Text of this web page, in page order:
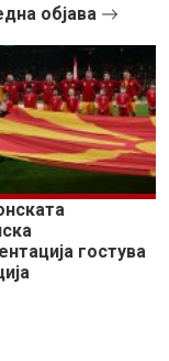
објава
гостува